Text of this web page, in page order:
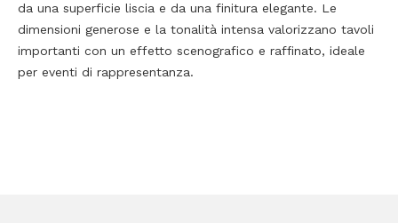
da una superficie liscia e da una finitura elegante. Le
dimensioni generose e la tonalità intensa valorizzano tavoli
importanti con un effetto scenografico e raffinato, ideale
per eventi di rappresentanza.